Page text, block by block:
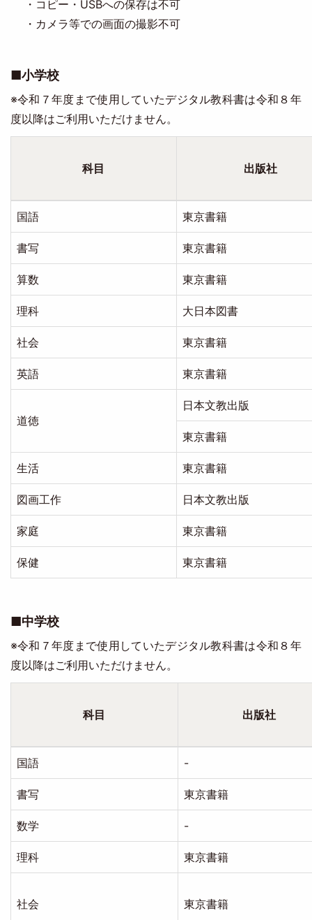
・コピー・USBへの保存は不可
・カメラ等での画面の撮影不可
■小学校
※令和７年度まで使用していたデジタル教科書は令和８年
度以降はご利用いただけません。
科目 出版社
国語 東京書籍
書写 東京書籍
算数 東京書籍
理科 大日本図書
社会 東京書籍
英語 東京書籍
道徳
日本文教出版
東京書籍
生活 東京書籍
図画工作 日本文教出版
家庭 東京書籍
保健 東京書籍
■中学校
※令和７年度まで使用していたデジタル教科書は令和８年
度以降はご利用いただけません。
科目 出版社
国語 -
書写 東京書籍
数学 -
理科 東京書籍
社会 東京書籍